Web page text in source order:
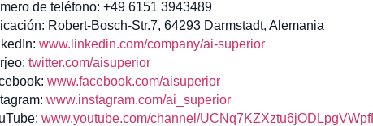
de teléfono: +49 6151 3943489
Robert-Bosch-Str.7, 64293 Darmstadt, Alemania
www.linkedin.com/company/ai-superior
twitter.com/aisuperior
www.facebook.com/aisuperior
www.instagram.com/ai_superior
www.youtube.com/channel/